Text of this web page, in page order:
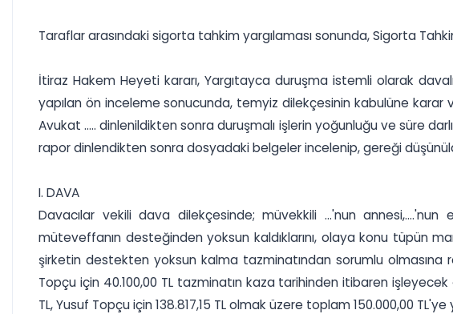
Taraflar arasındaki sigorta tahkim yargılaması sonunda, Sigorta
İtiraz Hakem Heyeti kararı, Yargıtayca duruşma istemli olarak
yapılan ön inceleme sonucunda, temyiz dilekçesinin kabulüne karar
Avukat ..... dinlenildikten sonra duruşmalı işlerin yoğunluğu ve süre
rapor dinlendikten sonra dosyadaki belgeler incelenip, gereği
I. DAVA
Davacılar vekili dava dilekçesinde; müvekkili ...'nun
müteveffanın desteğinden yoksun kaldıklarını, olaya konu tüpün
şirketin destekten yoksun kalma tazminatından sorumlu olmasına
Topçu için 40.100,00 TL tazminatın kaza tarihinden itibaren işleyecek
TL, Yusuf Topçu için 138.817,15 TL olmak üzere toplam 150.000,00